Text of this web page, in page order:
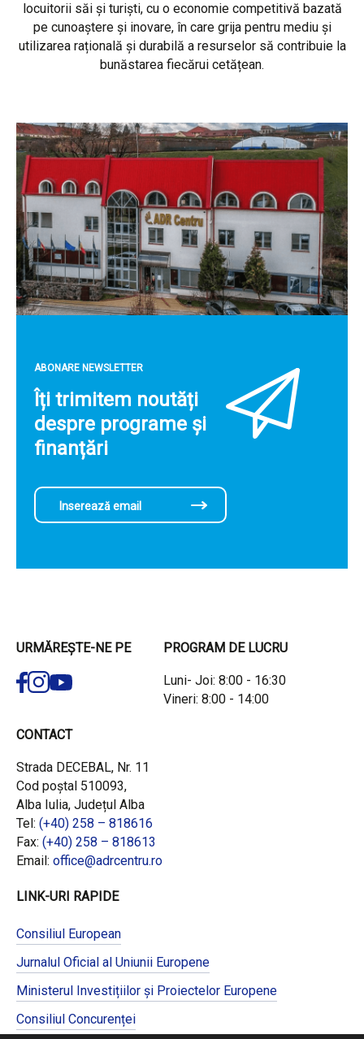
locuitorii săi și turiști, cu o economie competitivă bazată
pe cunoaștere și inovare, în care grija pentru mediu și
utilizarea rațională și durabilă a resurselor să contribuie la
bunăstarea fiecărui cetățean.
ABONARE NEWSLETTER
Îți trimitem noutăți
despre programe și
finanțări
URMĂREȘTE-NE PE PROGRAM DE LUCRU
Luni- Joi: 8:00 - 16:30
Vineri: 8:00 - 14:00
CONTACT
Strada DECEBAL, Nr. 11
Cod poștal 510093,
Alba Iulia, Județul Alba
Tel: (+40) 258 – 818616
Fax: (+40) 258 – 818613
Email: office@adrcentru.ro
LINK-URI RAPIDE
Consiliul European
Jurnalul Oficial al Uniunii Europene
Ministerul Investițiilor și Proiectelor Europene
Consiliul Concurenței